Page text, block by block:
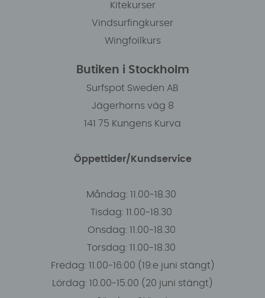
Kitekurser
Vindsurfingkurser
Wingfoilkurs
Butiken i Stockholm
Surfspot Sweden AB
Jägerhorns väg 8
141 75 Kungens Kurva
Öppettider/Kundservice
Måndag: 11.00-18.30
Tisdag: 11.00-18.30
Onsdag: 11.00-18.30
Torsdag: 11.00-18.30
Fredag: 11.00-16:00 (19:e juni stängt)
Lördag: 10.00-15.00 (20 juni stängt)